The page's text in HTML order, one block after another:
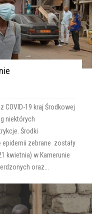
COVID-19 kraj Środkowej
niektórych
Środki
zebrane zostały
kwietnia) w Kamerunie
oraz...